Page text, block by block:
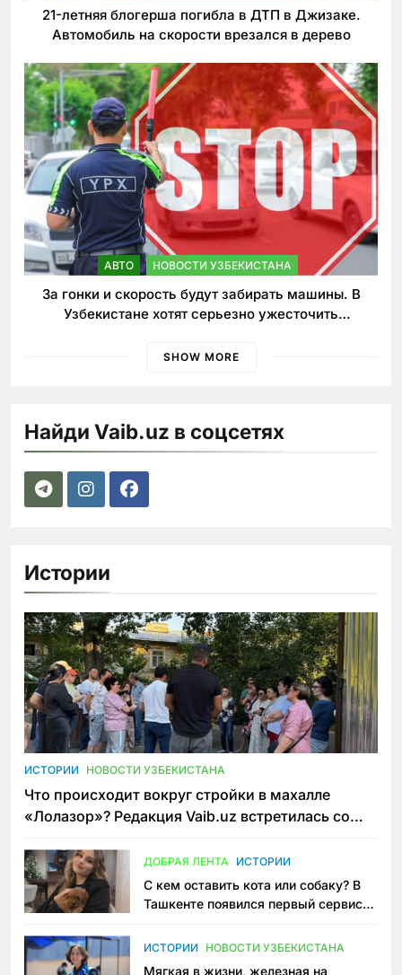
21-летняя блогерша погибла в ДТП в Джизаке.
Автомобиль на скорости врезался в дерево
АВТО НОВОСТИ УЗБЕКИСТАНА
За гонки и скорость будут забирать машины. В
Узбекистане хотят серьезно ужесточить
SHOW MORE
Найди Vaib.uz в соцсетях
Истории
ИСТОРИИ НОВОСТИ УЗБЕКИСТАНА
Что происходит вокруг стройки в махалле
«Лолазор»? Редакция Vaib.uz встретилась со
ДОБРАЯ ЛЕНТА ИСТОРИИ
С кем оставить кота или собаку? В
Ташкенте появился первый сервис
ИСТОРИИ НОВОСТИ УЗБЕКИСТАНА
Мягкая в жизни, железная на